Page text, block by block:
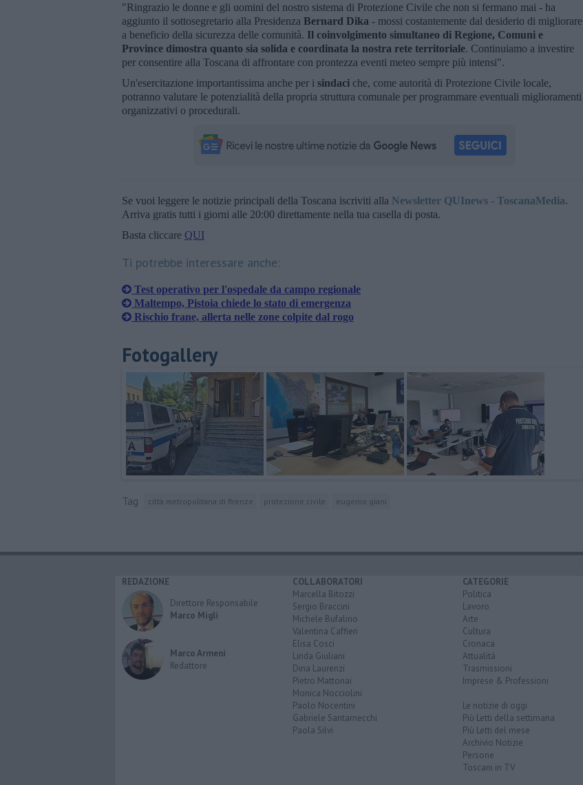
"Ringrazio le donne e gli uomini del nostro sistema di Protezione Civile che non si fermano mai - ha
aggiunto il sottosegretario alla Presidenza Bernard Dika - mossi costantemente dal desiderio di migliorare
a beneficio della sicurezza delle comunità. Il coinvolgimento simultaneo di Regione, Comuni e
Province dimostra quanto sia solida e coordinata la nostra rete territoriale. Continuiamo a investire
per consentire alla Toscana di affrontare con prontezza eventi meteo sempre più intensi".
Un'esercitazione importantissima anche per i sindaci che, come autorità di Protezione Civile locale,
potranno valutare le potenzialità della propria struttura comunale per programmare eventuali miglioramenti
organizzativi o procedurali.
Se vuoi leggere le notizie principali della Toscana iscriviti alla Newsletter QUInews - ToscanaMedia.
Arriva gratis tutti i giorni alle 20:00 direttamente nella tua casella di posta.
Basta cliccare QUI
Ti potrebbe interessare anche:
Test operativo per l'ospedale da campo regionale
Maltempo, Pistoia chiede lo stato di emergenza
Rischio frane, allerta nelle zone colpite dal rogo
Fotogallery
Tag città metropolitana di firenze protezione civile eugenio giani
REDAZIONE
Direttore Responsabile
Marco Migli
Marco Armeni
Redattore
COLLABORATORI
Marcella Bitozzi
Sergio Braccini
Michele Bufalino
Valentina Caffieri
Elisa Cosci
Linda Giuliani
Dina Laurenzi
Pietro Mattonai
Monica Nocciolini
Paolo Nocentini
Gabriele Santarnecchi
Paola Silvi
CATEGORIE
Politica
Lavoro
Arte
Cultura
Cronaca
Attualità
Trasmissioni
Imprese & Professioni
Le notizie di oggi
Più Letti della settimana
Più Letti del mese
Archivio Notizie
Persone
Toscani in TV